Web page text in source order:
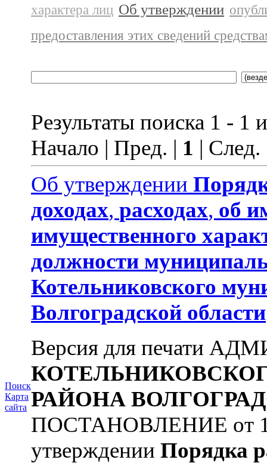
Поиск
Карта
сайта
характера лиц Об утверждении
предоставления этих сведений
Результаты поиска 1 - 1
Начало | Пред. | 1 |
Об утверждении
доходах, расходах, об
имущественного
должности
Котельниковского
Волгоградской области
Версия для печати
РАЙОНА
ПОСТАНОВЛЕНИЕ от
утверждении Порядка